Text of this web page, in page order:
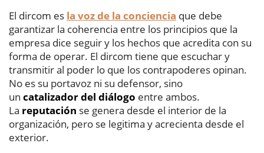
El dircom es la voz de la conciencia que debe
garantizar la coherencia entre los principios que la
empresa dice seguir y los hechos que acredita con su
forma de operar. El dircom tiene que escuchar y
transmitir al poder lo que los contrapoderes opinan.
No es su portavoz ni su defensor, sino
un catalizador del diálogo entre ambos.
La reputación se genera desde el interior de la
organización, pero se legitima y acrecienta desde el
exterior.